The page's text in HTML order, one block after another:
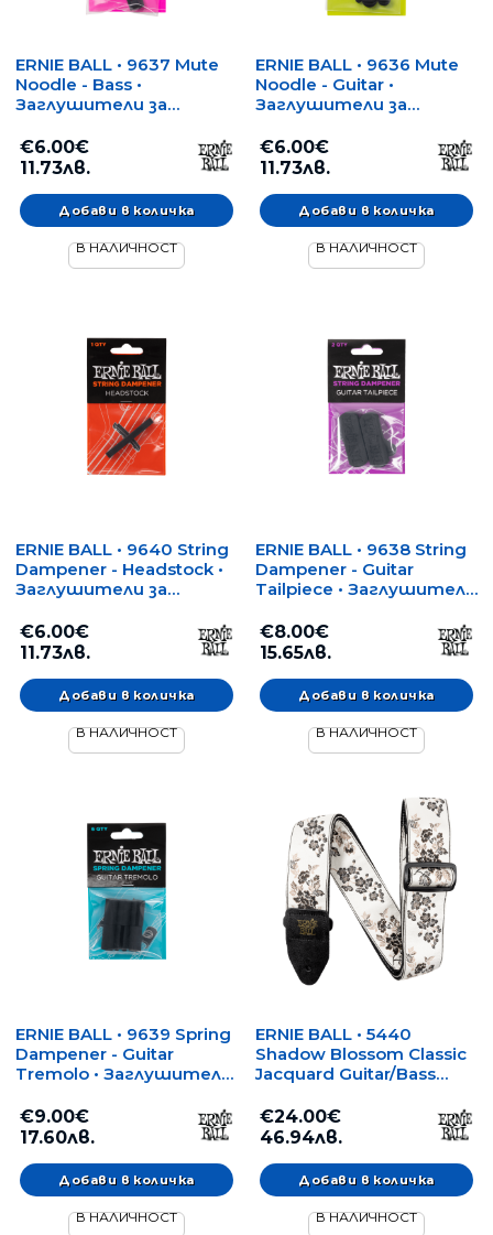
ERNIE BALL • 9637 Mute
Noodle - Bass •
Заглушители за
€6.00€
11.73лв.
В НАЛИЧНОСТ
ERNIE BALL • 9636 Mute
Noodle - Guitar •
Заглушители за
€6.00€
11.73лв.
В НАЛИЧНОСТ
ERNIE BALL • 9640 String
Dampener - Headstock •
Заглушители за
€6.00€
11.73лв.
В НАЛИЧНОСТ
ERNIE BALL • 9638 String
Dampener - Guitar
Tailpiece • Заглушители
€8.00€
15.65лв.
В НАЛИЧНОСТ
ERNIE BALL • 9639 Spring
Dampener - Guitar
Tremolo • Заглушители
€9.00€
17.60лв.
В НАЛИЧНОСТ
ERNIE BALL • 5440
Shadow Blossom Classic
Jacquard Guitar/Bass
бас
€24.00€
46.94лв.
В НАЛИЧНОСТ